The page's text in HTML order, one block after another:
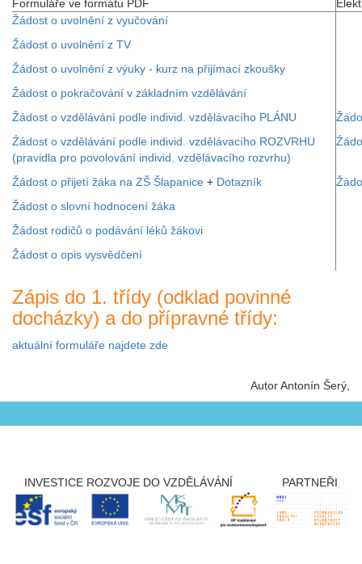
Formuláře ve formátu PDF
Žádost o uvolnění z vyučování
Žádost o uvolnění z TV
Žádost o uvolnění z výuky - kurz na přijímací zkoušky
Žádost o pokračování v základním vzdělávání
Žádost o vzdělávání podle individ. vzdělávacího PLÁNU
Źádost o vzdělávání podle individ. vzdělávacího ROZVRHU
(pravidla pro povolování individ. vzdělávacího rozvrhu)
Žádost o přijetí žáka na ZŠ Šlapanice + Dotazník
Žádost o slovní hodnocení žáka
Žádost rodičů o podávání léků žákovi
Žádost o opis vysvědčení
Zápis do 1. třídy (odklad povinné
docházky) a do přípravné třídy:
aktuální formuláře najdete zde
Autor Antonín Šerý
INVESTICE ROZVOJE DO VZDĚLÁVÁNÍ PARTNEŘI